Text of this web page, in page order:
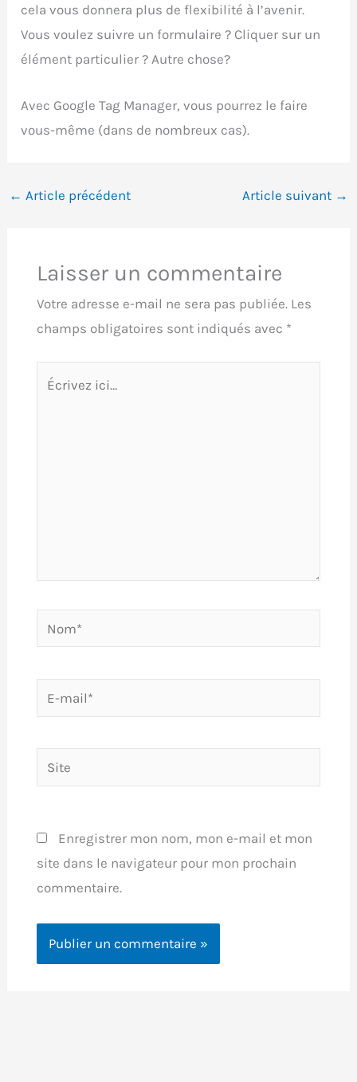
cela vous donnera plus de flexibilité à l’avenir.
Vous voulez suivre un formulaire ? Cliquer sur un
élément particulier ? Autre chose?
Avec Google Tag Manager, vous pourrez le faire
vous-même (dans de nombreux cas).
← Article précédent Article suivant →
Laisser un commentaire
Votre adresse e-mail ne sera pas publiée. Les
champs obligatoires sont indiqués avec *
E-
mail*
Site
Enregistrer mon nom, mon e-mail et mon
site dans le navigateur pour mon prochain
commentaire.